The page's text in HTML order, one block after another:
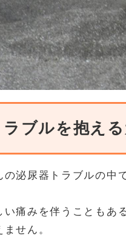
ブルを抱え
の泌尿器トラブルの中
い痛みを伴うこともあ
せん。